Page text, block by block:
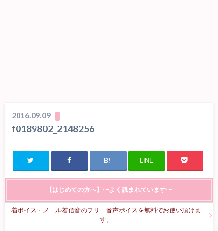
2016.09.09
f0189802_2148256
LINE
【はじめての方へ】〜よく読まれています〜
着ボイス・メール着信音のフリー音声ボイスを無料でお使い頂けま
す。